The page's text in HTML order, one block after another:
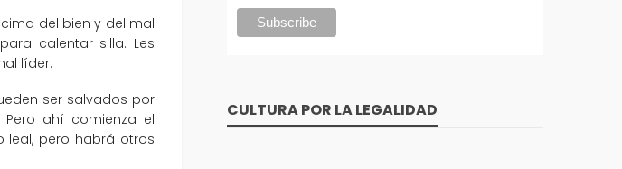
del bien y del mal
calentar silla. Les
líder.
ser salvados por
ahí comienza el
leal, pero habrá otros
CULTURA POR LA LEGALIDAD